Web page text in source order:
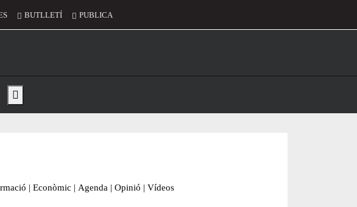
BUTLLETÍ PUBLICA
l'encapçalament
Show main menu
| Econòmic | Agenda | Opinió | Vídeos